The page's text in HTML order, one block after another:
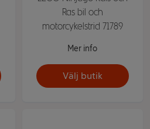
Ras bil och
motorcykelstrid 71789
Mer info
Välj butik